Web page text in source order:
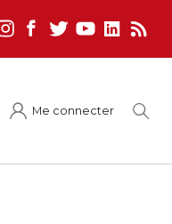
Me connecter